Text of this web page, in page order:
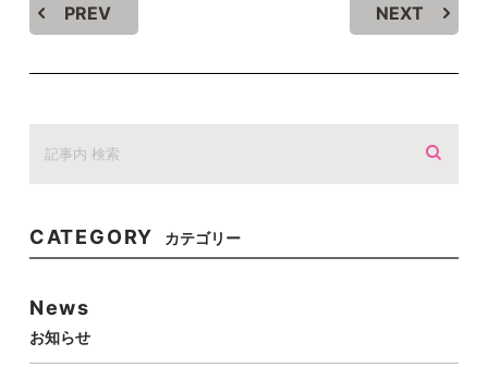
PREV NEXT
CATEGORY カテゴリー
News
お知らせ